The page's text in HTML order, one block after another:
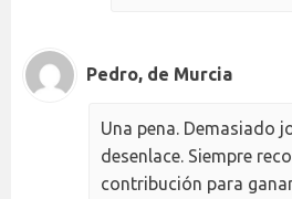
Pedro, de Murcia
Una pena. Demasiado
desenlace. Siempre
contribución para